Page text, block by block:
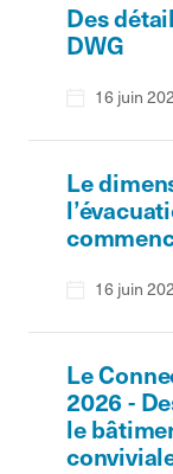
Des
DWG
16 juin
Le
16 juin
Le
2026 -
le